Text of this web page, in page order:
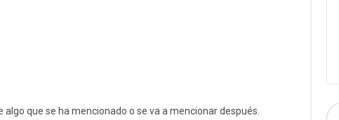
algo que se ha mencionado o se va a mencionar después.